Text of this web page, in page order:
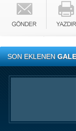
SON EKLENEN